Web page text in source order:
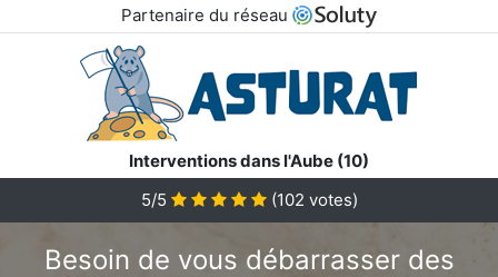
Partenaire du réseau
Interventions dans l'Aube (10)
5/5 (102 votes)
Besoin de vous débarrasser des